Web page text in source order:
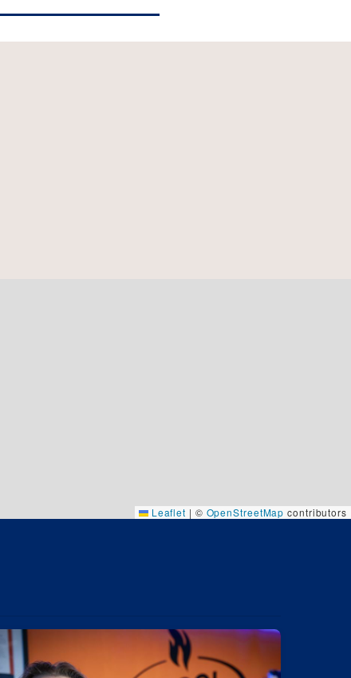
Leaflet | © OpenStreetMap contributors